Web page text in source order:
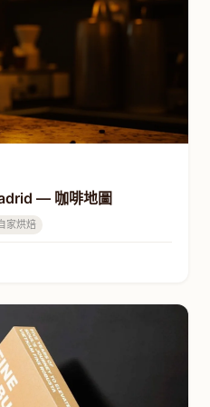
— 咖啡地圖
家烘焙